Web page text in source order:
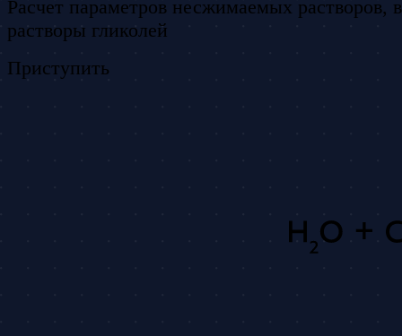
Расчет параметров несжимаемых растворов,
растворы гликолей
Приступить